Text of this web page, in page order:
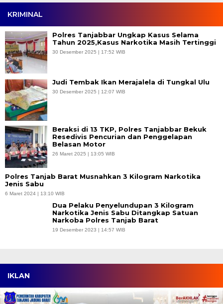
KRIMINAL
Polres Tanjabbar Ungkap Kasus Selama
Tahun 2025,Kasus Narkotika Masih Tertinggi
30 Desember 2025 | 17:52 WIB
Judi Tembak Ikan Merajalela di Tungkal Ulu
30 Desember 2025 | 12:07 WIB
Beraksi di 13 TKP, Polres Tanjabbar Bekuk
Resedivis Pencurian dan Penggelapan
Belasan Motor
26 Maret 2025 | 13:05 WIB
Polres Tanjab Barat Musnahkan 3 Kilogram Narkotika
Jenis Sabu
6 Maret 2024 | 13:10 WIB
Dua Pelaku Penyelundupan 3 Kilogram
Narkotika Jenis Sabu Ditangkap Satuan
Narkoba Polres Tanjab Barat
19 Desember 2023 | 14:57 WIB
IKLAN